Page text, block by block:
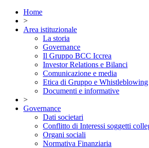
Home
>
Area istituzionale
La storia
Governance
Il Gruppo BCC Iccrea
Investor Relations e Bilanci
Comunicazione e media
Etica di Gruppo e Whistleblowing
Documenti e informative
>
Governance
Dati societari
Conflitto di Interessi soggetti
Organi sociali
Normativa Finanziaria